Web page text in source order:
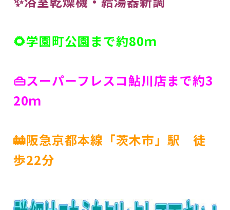
🌻学園町公園まで約80ｍ
👜スーパーフレスコ鮎川店まで約3
20ｍ
🚋阪急京都本線「茨木市」駅 徒
歩22分